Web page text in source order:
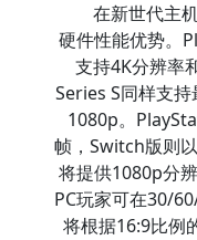
在新世代主
硬件性能优势。
支持4K分辨率
Series S同样支
1080p。
帧，Switch版则
将提供1080p分
PC玩家可在30/
将根据16:9比例